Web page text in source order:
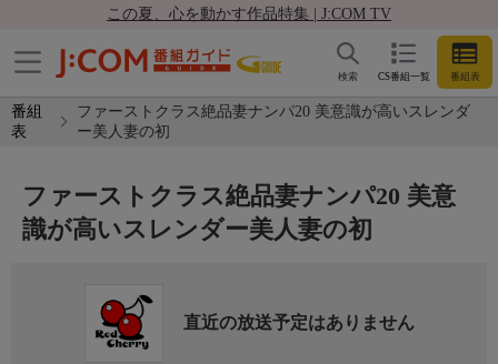
この夏、心を動かす作品特集 | J:COM TV
CS番組一覧 番組表
検索
番組
表
ファーストクラス絶品妻ナンパ20 美意識が高いスレンダ
ー美人妻の初
ファーストクラス絶品妻ナンパ20 美意
識が高いスレンダー美人妻の初
直近の放送予定はありません